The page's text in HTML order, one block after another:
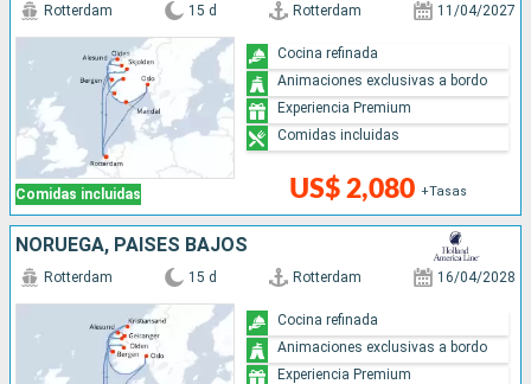
Comidas incluidas
Rotterdam 15 d Rotterdam 11/04/2027
US$ 2,080 +Tasas
Cocina refinada
Animaciones exclusivas a bordo
Experiencia Premium
Comidas incluidas
NORUEGA, PAISES BAJOS
Rotterdam 15 d Rotterdam 16/04/2028
Cocina refinada
Animaciones exclusivas a bordo
Experiencia Premium